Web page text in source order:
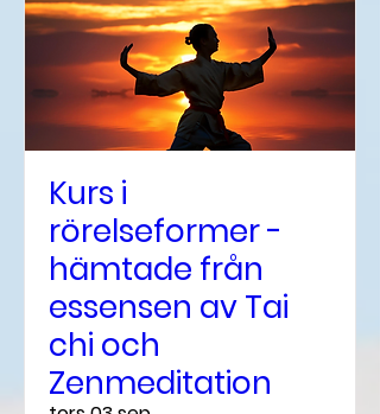
Kurs i
rörelseformer -
hämtade från
essensen av Tai
chi och
Zenmeditation